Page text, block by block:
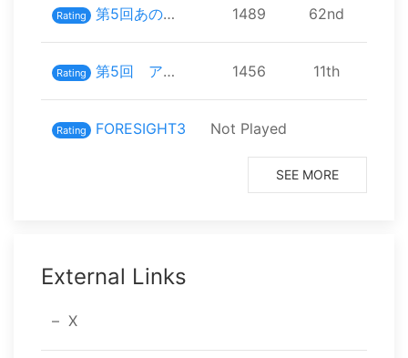
Rating 第5回あのあのブラザーズ 1489 ⁨62⁩nd
Rating 第5回 アグスマ スマフリ 1456 ⁨11⁩th
Rating FORESIGHT3 Not Played
SEE MORE
External Links
X